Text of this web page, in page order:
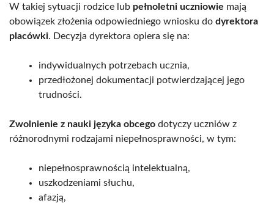
W takiej sytuacji rodzice lub pełnoletni uczniowie mają
obowiązek złożenia odpowiedniego wniosku do dyrektora
placówki. Decyzja dyrektora opiera się na:
indywidualnych potrzebach ucznia,
przedłożonej dokumentacji potwierdzającej jego
trudności.
Zwolnienie z nauki języka obcego dotyczy uczniów z
różnorodnymi rodzajami niepełnosprawności, w tym:
niepełnosprawnością intelektualną,
uszkodzeniami słuchu,
afazją,